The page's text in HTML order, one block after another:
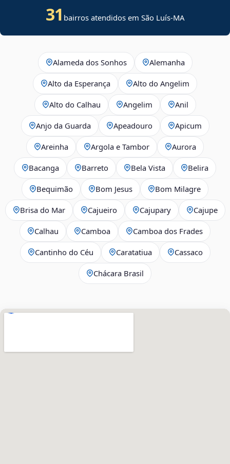
31 bairros atendidos em São Luís-MA
Alameda dos Sonhos Alemanha
Alto da Esperança Alto do Angelim
Alto do Calhau Angelim Anil
Anjo da Guarda Apeadouro Apicum
Areinha Argola e Tambor Aurora
Bacanga Barreto Bela Vista Belira
Bequimão Bom Jesus Bom Milagre
Brisa do Mar Cajueiro Cajupary Cajupe
Calhau Camboa Camboa dos Frades
Cantinho do Céu Caratatiua Cassaco
Chácara Brasil